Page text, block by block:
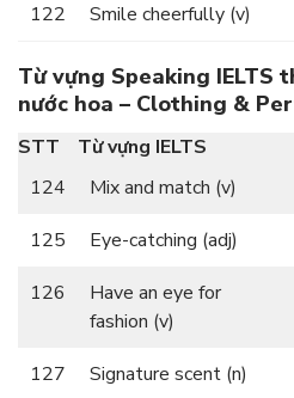
122 Smile cheerfully (v)
Từ vựng Speaking IELTS
nước hoa – Clothing &
STT Từ vựng IELTS
124
Mix and match (v)
125
Eye-catching (adj)
126
Have an eye for
fashion (v)
127 Signature scent (n)